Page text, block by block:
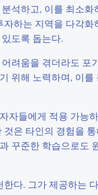
석하고, 이를 최소화
하는 지역을 다각화
도록 돕는다.
려움을 겪더라도 포
위해 노력하며, 이를
자들에게 적용 가능
은 타인의 경험을
꾸준한 학습으로도
다. 그가 제공하는